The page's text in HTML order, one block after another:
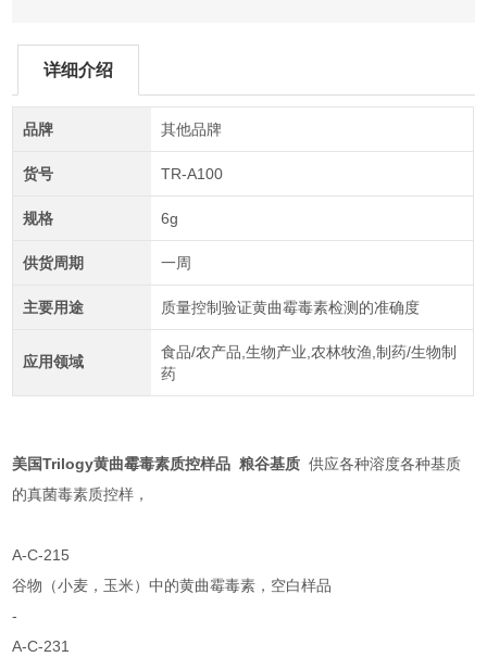
详细介绍
品牌 其他品牌
货号 TR-A100
规格 6g
供货周期 一周
主要用途 质量控制验证黄曲霉毒素检测的准确度
应用领域
食品/农产品,生物产业,农林牧渔,制药/生物制
药
美国Trilogy黄曲霉毒素质控样品 粮谷基质 供应各种溶度各种基质
的真菌毒素质控样，
A-C-215
谷物（小麦，玉米）中的黄曲霉毒素，空白样品
-
A-C-231